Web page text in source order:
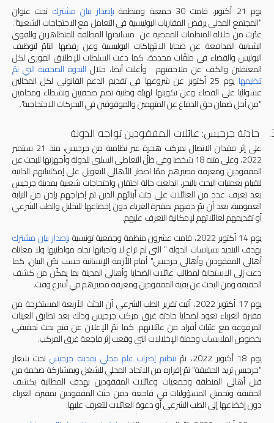
يوم 21 أكتوبر، قامت 30 جمعية ومنظمة بإصدار بيان مشترك تحت عنوان
"المجتمع المدني يرفض المقاربات البوليسية في التعامل مع الاحتجاجات الشعبية".
عبّرت من خلاله المنظمات الممضية عن مساندتها المطلقة للمتظاهرين وللقوى
الشبابية المدافعة عن ضحايا الانتهاكات البوليسية وعن رفضها التامّ لتوظيف
البوليس والقضاء في ملفّات محددة. كما دعت السلطات للإطلاق الفوري لكل
المعتقلين والكف عن ملاحقتهم. وأعلنت أيضا، خلال الندوة الصحفية التي تم
تنظيمها يوم 25 أكتوبر عن شروعها في تقديم الدعم القانوني لكل المحالين
عشوائيا على القضاء وعن تكوينها لهيئة وطنية تضم صحفيين ونشطاء ومحامين
"من أجل ضمان حق الدفاع عن المتهمين والموقوفين في التحركات الاحتجاجية".
حادثة جرجيس:عائلات المفقودين تواجه الدولة
على إثر فقدان الاتصال بمركب هجرة غير نظامية من جرجيس، منذ 21 سبتمبر
2022، وعلى متنه18شخصا وفي ظلّ التعاطي السلبي للدولة وأجهزتها للبحث عن
المفقودين ومعرفة مصيرهم ممّا اضطر الأهالي للتعويل على إمكانياتهم الذاتية
للقيام بعمليات البحث بالبحر، اندلعت حالة احتقان واحتجاجات شعبية بمدينة جرجيس
بعد تعرف عدد من العائلات على جثث أبنائهم الذين تم إخراجهم بإذن من النيابة
العمومية، بعد أن تمّ دفنهم بمقبرة الغرباء دون إخضاعها للتحليل والطب الشرعي
أو تقديمهم لعائلاتهم لإمكانية التعرف عليهم.
يوم14أكتوبر 2022، قامت عشرون منظمة وجمعية تونسيةبإصدار بيانمشترك
بهدف التنديد بسياسات الدولة" التي لم تراع لا واجباتها تجاه مواطنيها ولا معاناة
أهالي المفقودين وأهالي جرجيس" أمام الأزمة الإنسانية حسب نصّ البيان. كما
دعت إلى الاستجابة لمطالب عائلات الضحايا وأهالي المدينة بما يمكّن من كشف
الحقيقة ومن البحث عن بقية المفقودين ومعرفة مصيرهم في أسرع وقت.
يوم17 أكتوبر 2022، أثبت تقرير الطب الشرعي أن الجثث الأربعة المستخرجة من
مقبرة الغرباء تعود لضحايا حادثة غرق مركب جرجيس وذلك بعد تطابق العينات
المرفوعة مع عيّنات أفراد من عائلاتهم. كما تمّ الإعلان عن فتح بحث تحقيقي
بخصوص الملابسات وجملة الإخلالات التي وقعت إثر فاجعة غرق المركب.
يوم 18 أكتوبر 2022، تمّ تنظيم إضراب عام محلي بمدينة جرجيستحت شعار
"جرجيس تريد الحقيقة"تمّ إقراره من الاتحاد المحلي للشغل وبمشاركة ضخمة من
قبل أهالي المنطقة وجمعيات وعائلات المفقودين بهدف المطالبة بكشف
الحقيقة وتحميل المسؤوليات في فاجعة دفن جثث المفقودين بمقبرة الغرباء
دون إخضاعها إلى الطب الشرعي أو دعوة العائلات للتعرف عليها.